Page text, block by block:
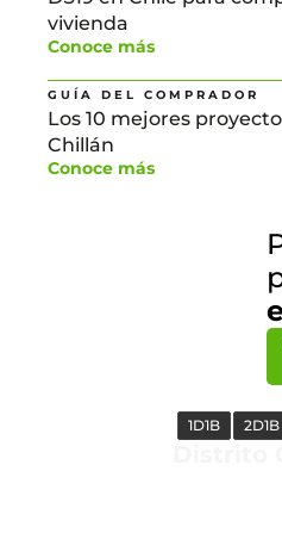
vivienda
Conoce más
GUÍA DEL COMPRADOR
Los 10 mejores
Chillán
Conoce más
1D1B 2D1B